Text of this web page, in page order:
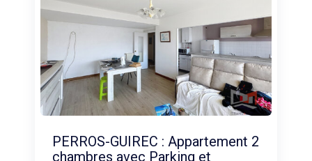
PERROS-GUIREC : Appartement 2
chambres avec Parking et